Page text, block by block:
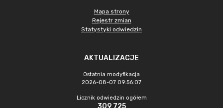
Mapa strony
Rejestr zmian
Statystyki odwiedzin
AKTUALIZACJE
Ostatnia modyfikacja
2026-08-07 09:56:07
Licznik odwiedzin ogółem
309 725